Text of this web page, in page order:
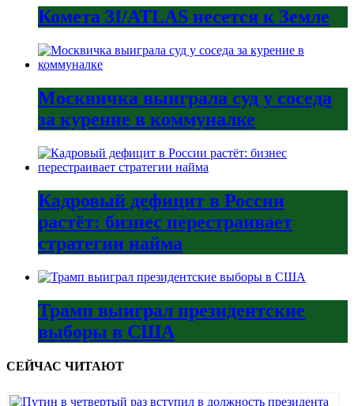
Комета 3I/ATLAS несется к Земле
Москвичка выиграла суд у соседа
за курение в коммуналке
Кадровый дефицит в России
растёт: бизнес перестраивает
стратегии найма
Трамп выиграл президентские
выборы в США
СЕЙЧАС ЧИТАЮТ